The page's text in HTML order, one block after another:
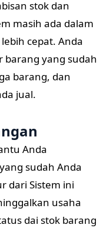
stok dan
masih ada dalam
cepat. Anda
barang yang sudah
barang, dan
jual.
Anda
sudah Anda
dari Sistem ini
usaha
dai stok barang